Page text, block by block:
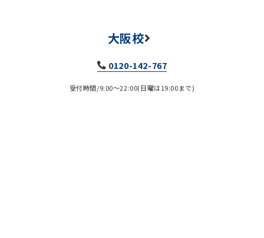
大阪校
0120-142-767
受付時間/9:00～22:00(日曜は19:00まで)